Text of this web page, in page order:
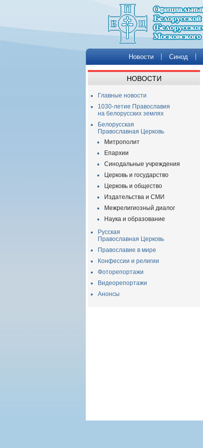
Новости Синод
НОВОСТИ
Главные новости
1030-летие Православия
на белорусских землях
Белорусская
Православная Церковь
Митрополит
Епархии
Синодальные учреждения
Церковь и государство
Церковь и общество
Издательства и СМИ
Межрелигиозный диалог
Наука и образование
Русская
Православная Церковь
Православие в мире
Конфессии и религии
Фоторепортажи
Видеорепортажи
Анонсы